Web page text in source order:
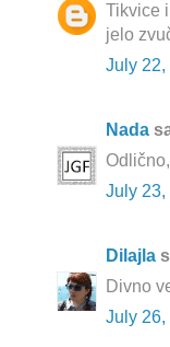
Tikvice
jelo
July 22,
Nada
July 23,
Dilajla
Divno
July 26,